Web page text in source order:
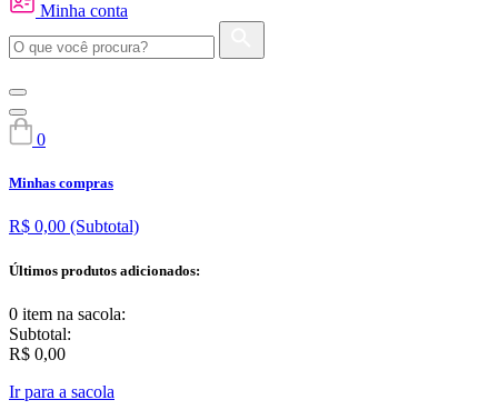
Minha conta
0
Minhas compras
R$ 0,00 (Subtotal)
Últimos produtos adicionados:
0 item na sacola:
Subtotal:
R$ 0,00
Ir para a sacola